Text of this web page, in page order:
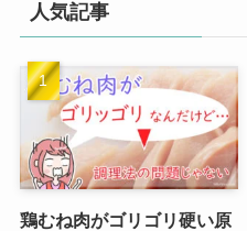
人気記事
鶏むね肉がゴリゴリ硬い原